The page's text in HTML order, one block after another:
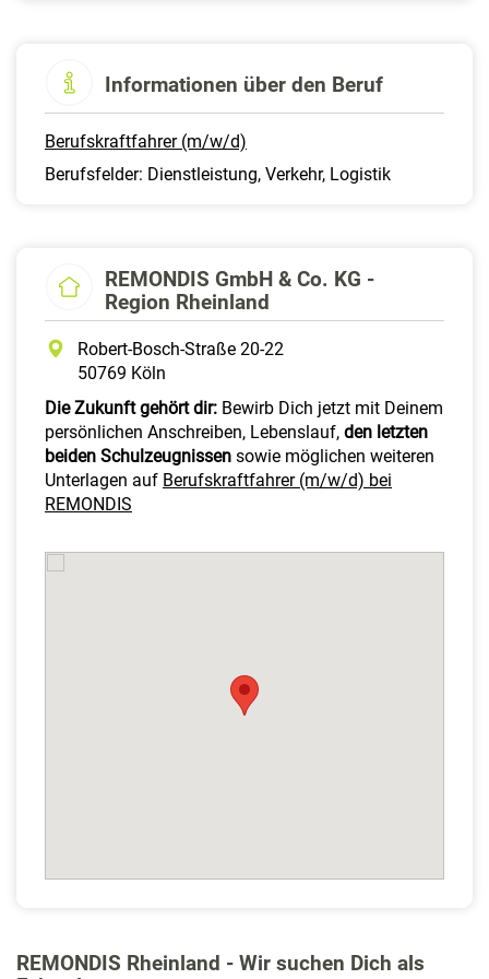
Informationen über den Beruf
Berufskraftfahrer (m/w/d)
Berufsfelder: Dienstleistung, Verkehr, Logistik
REMONDIS GmbH & Co. KG -
Region Rheinland
Robert-Bosch-Straße 20-22
50769 Köln
Die Zukunft gehört dir: Bewirb Dich jetzt mit Deinem
persönlichen Anschreiben, Lebenslauf, den letzten
beiden Schulzeugnissen sowie möglichen weiteren
Unterlagen auf Berufskraftfahrer (m/w/d) bei
REMONDIS
REMONDIS Rheinland - Wir suchen Dich als